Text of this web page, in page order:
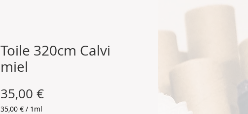
Toile 320cm Calvi
miel
35,00 €Prix
35,00 € / 1ml